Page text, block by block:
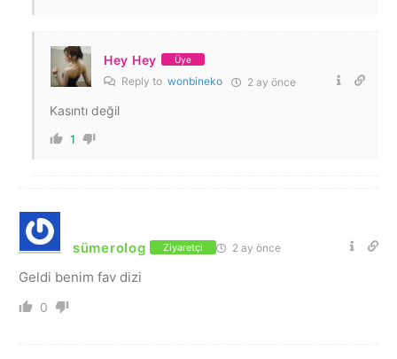
Hey Hey Üye
Reply to wonbineko 2 ay önce
Kasıntı değil
1
sümerolog Ziyaretçi 2 ay önce
Geldi benim fav dizi
0